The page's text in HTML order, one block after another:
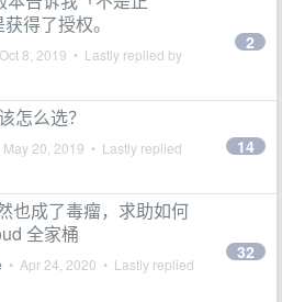
得了授权。
Oct 8, 2019 • Lastly replied by
2
怎么选？
May 20, 2019 • Lastly replied
14
也成了毒瘤，求助如何
全家桶
• Apr 24, 2020 • Lastly replied
32